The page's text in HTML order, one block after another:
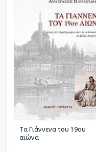
Τα Γιάννενα του 19ου
αιώνα